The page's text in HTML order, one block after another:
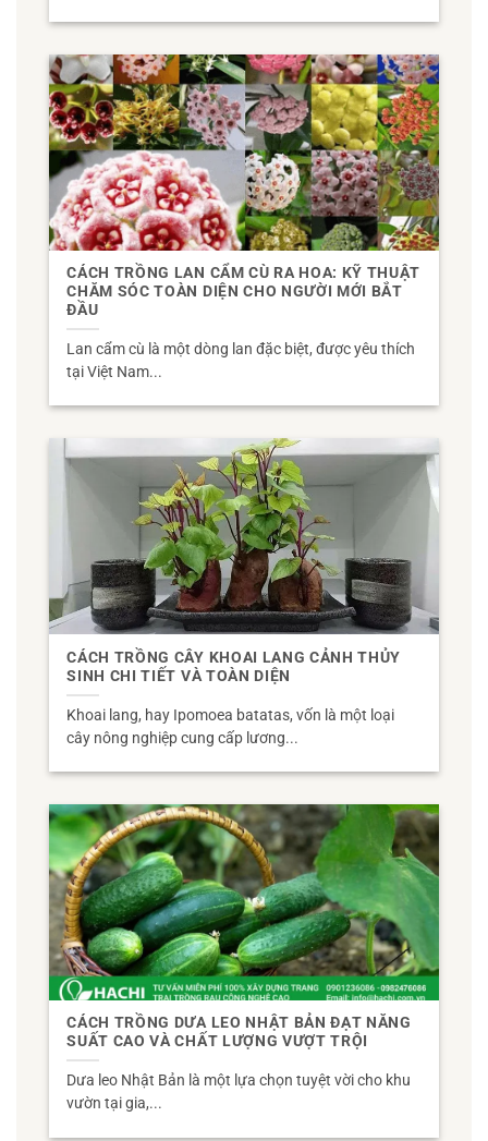
CÁCH TRỒNG LAN CẨM CÙ RA HOA: KỸ THUẬT
CHĂM SÓC TOÀN DIỆN CHO NGƯỜI MỚI BẮT
ĐẦU
Lan cẩm cù là một dòng lan đặc biệt, được yêu thích
tại Việt Nam...
CÁCH TRỒNG CÂY KHOAI LANG CẢNH THỦY
SINH CHI TIẾT VÀ TOÀN DIỆN
Khoai lang, hay Ipomoea batatas, vốn là một loại
cây nông nghiệp cung cấp lương...
CÁCH TRỒNG DƯA LEO NHẬT BẢN ĐẠT NĂNG
SUẤT CAO VÀ CHẤT LƯỢNG VƯỢT TRỘI
Dưa leo Nhật Bản là một lựa chọn tuyệt vời cho khu
vườn tại gia,...